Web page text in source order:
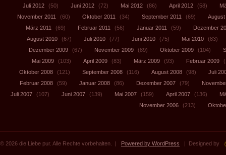
Juli 2012
(50) Juni 2012 (72) Mai 2012 (86) April 2012 (58)
November 2011
(60) Oktober 2011 (34) September 2011 (69)
August
März 2011
(69) Februar 2011 (56) Januar 2011 (59)
Dezember
August 2010
(67) Juli 2010 (77) Juni 2010 (75) Mai 2010
(83)
Dezember 2009
(67) November 2009 (89) Oktober 2009 (104)
Mai 2009
(103) April 2009 (83) März 2009 (93) Februar 2009
Oktober 2008
(121) September 2008 (116) August 2008 (98)
Juli
Februar 2008
(59) Januar 2008 (86) Dezember 2007 (79)
Juli 2007
(107) Juni 2007 (139) Mai 2007 (159) April 2007 (136)
November 2006
(213)
© 2026 die Liebe pur. Alle Rechte vorbehalten. | Powered by WordPress | Designed by